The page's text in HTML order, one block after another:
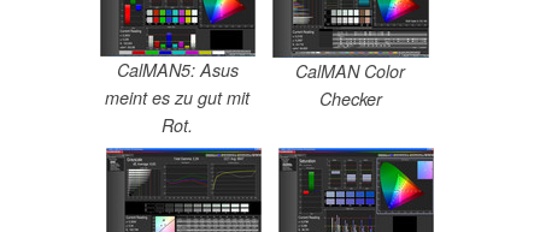
CalMAN5: Asus
meint es zu gut mit
Rot.
CalMAN Color
Checker